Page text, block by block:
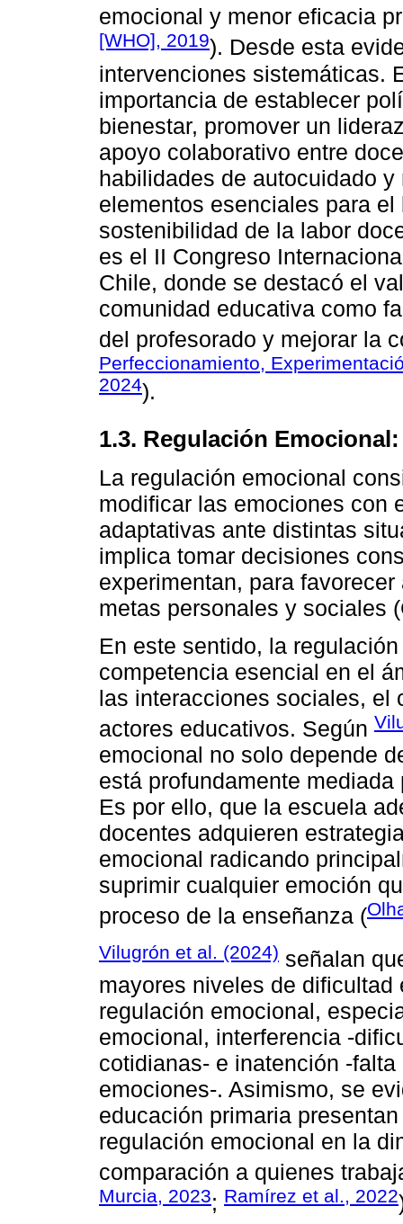
emocional y menor eficacia
[WHO], 2019). Desde esta
intervenciones sistemáticas.
importancia de establecer
bienestar, promover un
apoyo colaborativo entre
habilidades de autocuidado
elementos esenciales para
sostenibilidad de la labor
es el II Congreso
Chile, donde se destacó el
comunidad educativa como
del profesorado y mejorar la
Perfeccionamiento,
2024).
1.3. Regulación
La regulación emocional
modificar las emociones con
adaptativas ante distintas
implica tomar decisiones
experimentan, para
metas personales y sociales
En este sentido, la
competencia esencial en el
las interacciones sociales, el
actores educativos. Según
emocional no solo depende
está profundamente
Es por ello, que la escuela
docentes adquieren
emocional radicando
suprimir cualquier emoción
proceso de la enseñanza (
Vilugrón et al. (2024) señalan
mayores niveles de
regulación emocional,
emocional, interferencia -
cotidianas- e inatención -
emociones-. Asimismo, se
educación primaria
regulación emocional en la
comparación a quienes
Murcia, 2023; Ramírez et al., 2022